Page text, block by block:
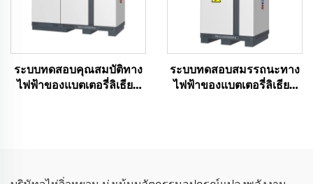
ระบบทดสอบคุณสมบัติทาง
ไฟฟ้าของแบตเตอรี่ลิเธียม
ระบบทดสอบสมรรถนะทาง
ไฟฟ้าของแบตเตอรี่ลิเธียม